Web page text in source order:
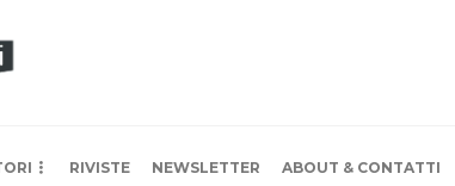
RIVISTE NEWSLETTER ABOUT & CONTATTI